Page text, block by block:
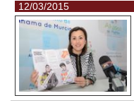
12/03/2015